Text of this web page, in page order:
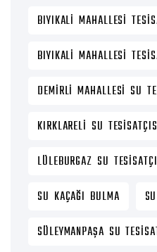
BIYIKALI MAHALLESI
BIYIKALI MAHALLESI
DEMIRLI MAHALLESI SU
KIRKLARELI SU
LÜLEBURGAZ SU
SU KAÇAĞI BULMA
SÜLEYMANPAŞA SU